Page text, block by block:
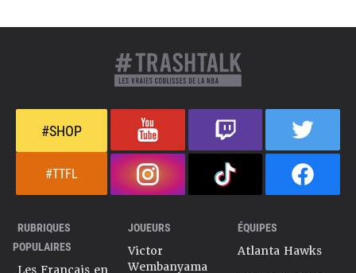
#SHOP
#TTFL
RUBRIQUES
POPULAIRES
Les Français en
JOUEURS
Victor
Wembanyama
ÉQUIPES
Atlanta Hawks